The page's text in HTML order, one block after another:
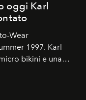
oggi Karl
Wear
1997. Karl
bikini e una
Trent'anni dopo,